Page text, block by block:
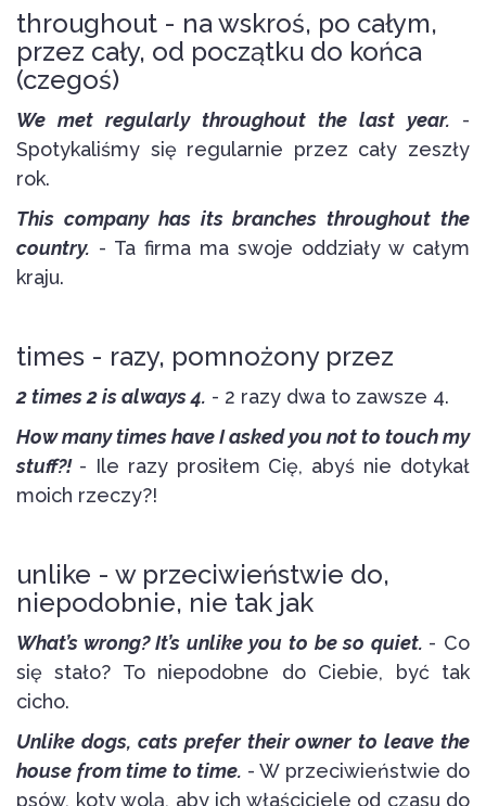
throughout - na wskroś, po całym,
przez cały, od początku do końca
(czegoś)
We met regularly throughout the last year. -
Spotykaliśmy się regularnie przez cały zeszły
rok.
This company has its branches throughout the
country. - Ta firma ma swoje oddziały w całym
kraju.
times - razy, pomnożony przez
2 times 2 is always 4. - 2 razy dwa to zawsze 4.
How many times have I asked you not to touch my
stuff?! - Ile razy prosiłem Cię, abyś nie dotykał
moich rzeczy?!
unlike - w przeciwieństwie do,
niepodobnie, nie tak jak
What’s wrong? It’s unlike you to be so quiet. - Co
się stało? To niepodobne do Ciebie, być tak
cicho.
Unlike dogs, cats prefer their owner to leave the
house from time to time. - W przeciwieństwie do
psów, koty wolą, aby ich właściciele od czasu do